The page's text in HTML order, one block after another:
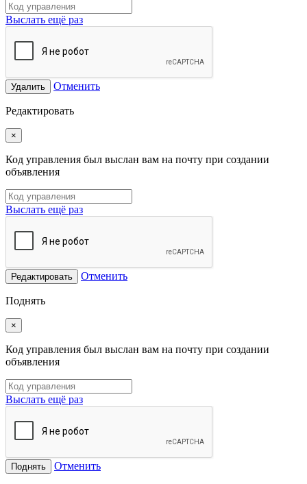
Выслать ещё раз
Удалить Отменить
Редактировать
×
Код управления был выслан вам на почту при создании
объявления
Выслать ещё раз
Редактировать Отменить
Поднять
×
Код управления был выслан вам на почту при создании
объявления
Выслать ещё раз
Поднять Отменить